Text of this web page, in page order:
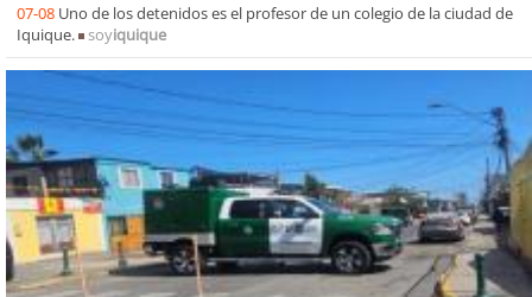
07-08 Uno de los detenidos es el profesor de un colegio de la ciudad de
Iquique.
soyiquique